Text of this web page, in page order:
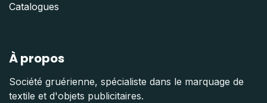
Catalogues
À propos
Société gruérienne, spécialiste dans le marquage de
textile et d'objets publicitaires.